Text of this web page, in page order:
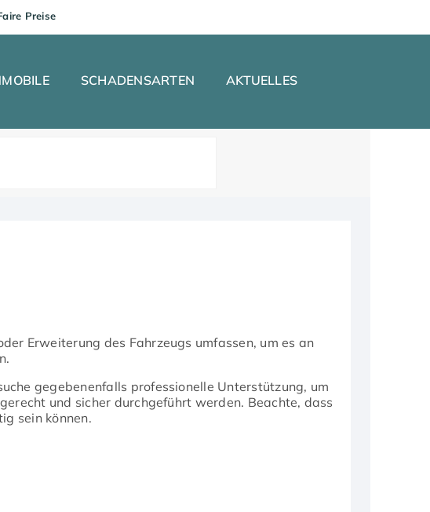
SCHADENSARTEN AKTUELLES
Erweiterung des Fahrzeugs umfassen, um es an
gegebenenfalls professionelle Unterstützung, um
und sicher durchgeführt werden. Beachte, dass
sein können.